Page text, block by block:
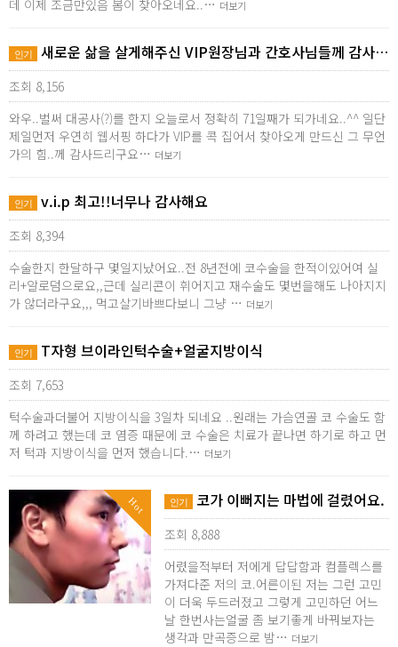
데 이제 조금만있음 봄이 찾아오네요..… 더보기
인기 새로운 삶을 살게해주신 VIP원장님과 간호사님들께 감사…
조회 8,156
와우..벌써 대공사(?)를 한지 오늘로서 정확히 71일째가 되가네요..^^ 일단
제일먼저 우연히 웹서핑 하다가 VIP를 콕 집어서 찾아오게 만드신 그 무언
가의 힘..께 감사드리구요… 더보기
인기 v.i.p 최고!!너무나 감사해요
조회 8,394
수술한지 한달하구 몇일지났어요..전 8년전에 코수술을 한적이있어여 실
리+알로덤으로요,,근데 실리콘이 휘어지고 재수술도 몇번을해도 나아지지
가 않더라구요,,, 먹고살기바쁘다보니 그냥 … 더보기
인기 T자형 브이라인턱수술+얼굴지방이식
조회 7,653
턱수술과더불어 지방이식을 3일차 되네요 ..원래는 가슴연골 코 수술도 함
께 하려고 했는데 코 염증 때문에 코 수술은 치료가 끝나면 하기로 하고 먼
저 턱과 지방이식을 먼저 했습니다.… 더보기
Hot 인기 코가 이뻐지는 마법에 걸렸어요.
조회 8,888
어렸을적부터 저에게 답답함과 컴플렉스를
가져다준 저의 코.어른이된 저는 그런 고민
이 더욱 두드러졌고 그렇게 고민하던 어느
날 한번사는얼굴 좀 보기좋게 바꿔보자는
생각과 만곡증으로 밤… 더보기